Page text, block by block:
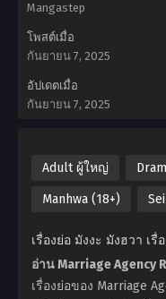
Mangastep
โพสต์เมื่อ
กันยายน 7, 2025
อัปเดตเมื่อ
กันยายน 7, 2025
Adult ผู้ใหญ่
Manhwa (18+)
เรื่องย่อ มังงะ มังฮวา เ
อ่าน Marriage Agency
เรื่องย่อของ Marriage